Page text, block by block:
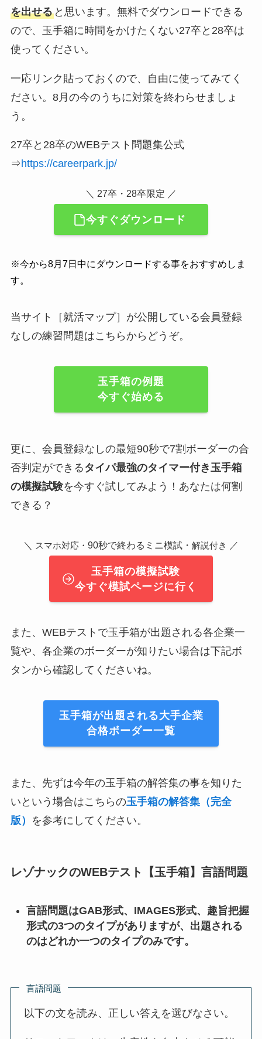
を出せると思います。無料でダウンロードできる
ので、玉手箱に時間をかけたくない27卒と28卒は
使ってください。
一応リンク貼っておくので、自由に使ってみてく
ださい。8月の今のうちに対策を終わらせましょ
う。
27卒と28卒のWEBテスト問題集公式
⇒https://careerpark.jp/
＼ 27卒・28卒限定 ／
今すぐダウンロード
※今から8月7日中にダウンロードする事をおすすめしま
す。
当サイト［就活マップ］が公開している会員登録
なしの練習問題はこちらからどうぞ。
玉手箱の例題
今すぐ始める
更に、会員登録なしの最短90秒で7割ボーダーの合
否判定ができる タイパ最強のタイマー付き玉手箱
の模擬試験を今すぐ試してみよう！あなたは何割
できる？
＼ スマホ対応・ 90秒で終わるミニ模試・ 解説付き ／
玉手箱の模擬試験
今すぐ模試ページに行く
また、WEBテストで玉手箱が出題される各企業一
覧や、各企業のボーダーが知りたい場合は下記ボ
タンから確認してくださいね。
玉手箱が出題される大手企業
合格ボーダー一覧
また、先ずは今年の玉手箱の解答集の事を知りた
いという場合はこちらの玉手箱の解答集（完全
版）
を参考にしてください。
レゾナックのWEBテスト【玉手箱】言語問題
言語問題はGAB形式、IMAGES形式、趣旨把握
形式の3つのタイプがありますが、出題される
のはどれか一つのタイプのみです。
言語問題
以下の文を読み、正しい答えを選びなさい。